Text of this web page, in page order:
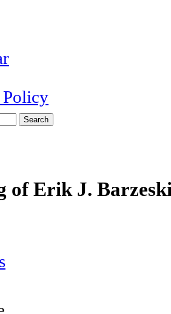
Policy
of Erik J.